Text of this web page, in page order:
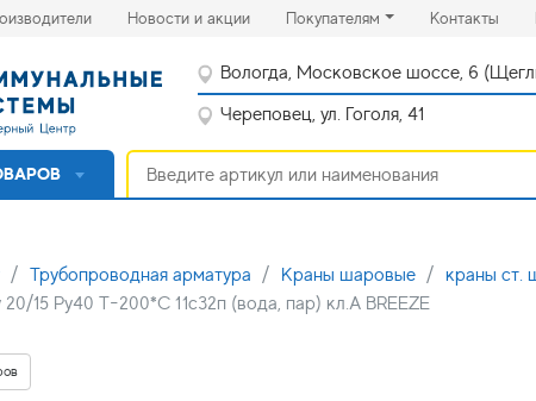
(current)Новости и акции(current)Покупателям Контакты
Вологда, Московское шоссе, 6
Череповец, ул. Гоголя, 41
Трубопроводная арматура Краны шаровые краны ст.
15 Ру40 Т-200*С 11с32п (вода, пар) кл.А BREEZE